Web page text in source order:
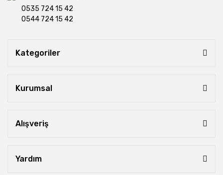
0535 724 15 42
0544 724 15 42
Kategoriler
Kurumsal
Alışveriş
Yardım